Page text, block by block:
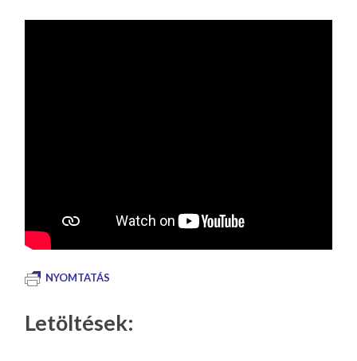
NYOMTATÁS
Letöltések: